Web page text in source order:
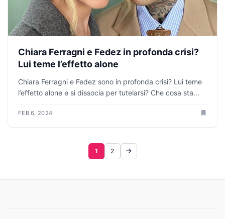
Chiara Ferragni e Fedez in profonda crisi?
Lui teme l’effetto alone
Chiara Ferragni e Fedez sono in profonda crisi? Lui teme
l’effetto alone e si dissocia per tutelarsi? Che cosa sta...
FEB 6, 2024
1 2